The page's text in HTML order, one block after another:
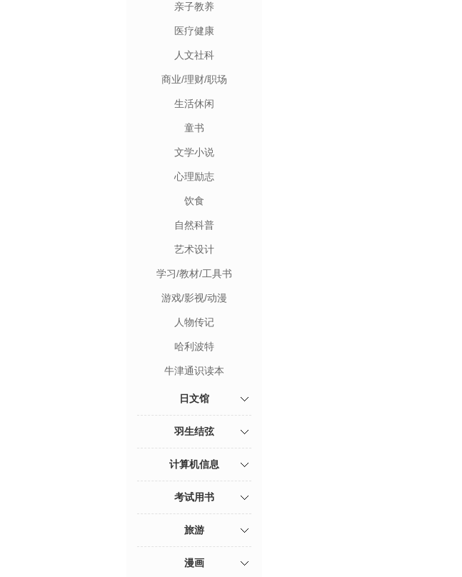
亲子教养
医疗健康
人文社科
商业/理财/职场
生活休闲
童书
文学小说
心理励志
饮食
自然科普
艺术设计
学习/教材/工具书
游戏/影视/动漫
人物传记
哈利波特
牛津通识读本
日文馆
羽生结弦
计算机信息
考试用书
旅游
漫画